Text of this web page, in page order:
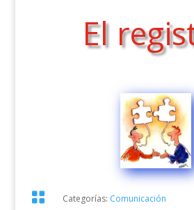
El
 Categorías: Comunicación